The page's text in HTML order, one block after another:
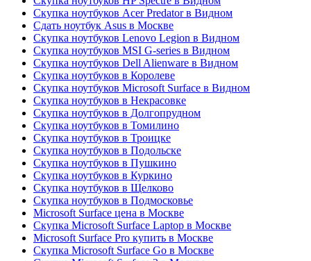
Скупка ноутбуков Acer Predator в Видном
Сдать ноутбук Asus в Москве
Скупка ноутбуков Lenovo Legion в Видном
Скупка ноутбуков MSI G-series в Видном
Скупка ноутбуков Dell Alienware в Видном
Скупка ноутбуков в Королеве
Скупка ноутбуков Microsoft Surface в Видном
Скупка ноутбуков в Некрасовке
Скупка ноутбуков в Долгопрудном
Скупка ноутбуков в Томилино
Скупка ноутбуков в Троицке
Скупка ноутбуков в Подольске
Скупка ноутбуков в Пушкино
Скупка ноутбуков в Куркино
Скупка ноутбуков в Щелково
Скупка ноутбуков в Подмосковье
Microsoft Surface цена в Москве
Скупка Microsoft Surface Laptop в Москве
Microsoft Surface Pro купить в Москве
Скупка Microsoft Surface Go в Москве